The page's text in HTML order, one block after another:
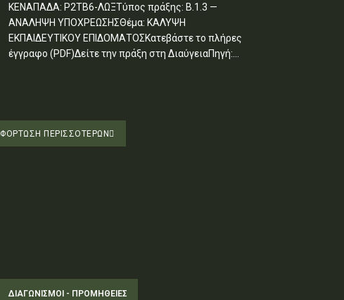
ΚΕΝΑΠΑΔΑ: Ρ2ΤΒ6-ΛΩΞΤύπος πράξης: Β.1.3 —
ΑΝΑΛΗΨΗ ΥΠΟΧΡΕΩΣΗΣΘέμα: ΚΑΛΥΨΗ
ΕΚΠΑΙΔΕΥΤΙΚΟΥ ΕΠΙΔΟΜΑΤΟΣΚατεβάστε το πλήρες
έγγραφο (PDF)Δείτε την πράξη στη ΔιαύγειαΠηγή:...
ΔΙΑΓΩΝΙΣΜΟΊ - ΠΡΟΜΉΘΕΙΕΣ
ΦΌΡΤΩΣΗ ΠΕΡΙΣΣΟΤΈΡΩΝ